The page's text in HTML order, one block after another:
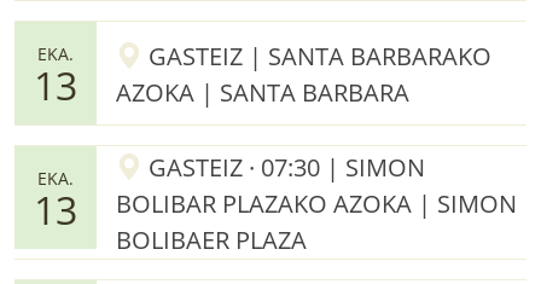
EKA.
13
GASTEIZ | SANTA BARBARAKO
AZOKA | SANTA BARBARA
EKA.
13
GASTEIZ · 07:30 | SIMON
BOLIBAR PLAZAKO AZOKA | SIMON
BOLIBAER PLAZA